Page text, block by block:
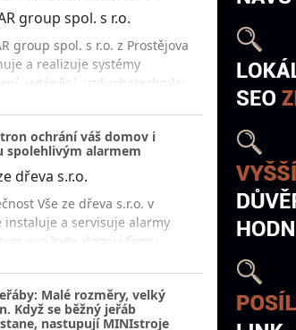
group spol. s r.o.
group spol. s r.o. z Prostějova
a realizuje systémy
vytápění, vzduchotechniky
kancelářské budovy, školy,
i ubytovací zařízení s
na úsporu energií a
provoz.
ochrání váš domov i
spolehlivým alarmem
dřeva s.r.o.
Vše ze dřeva s.r.o. v
instaluje a servisuje alarmy
pro byty, domy i firmy.
a jistotu každý den.
Malé rozměry, velký
Když se běžný jeřáb
nastupují MINIstroje